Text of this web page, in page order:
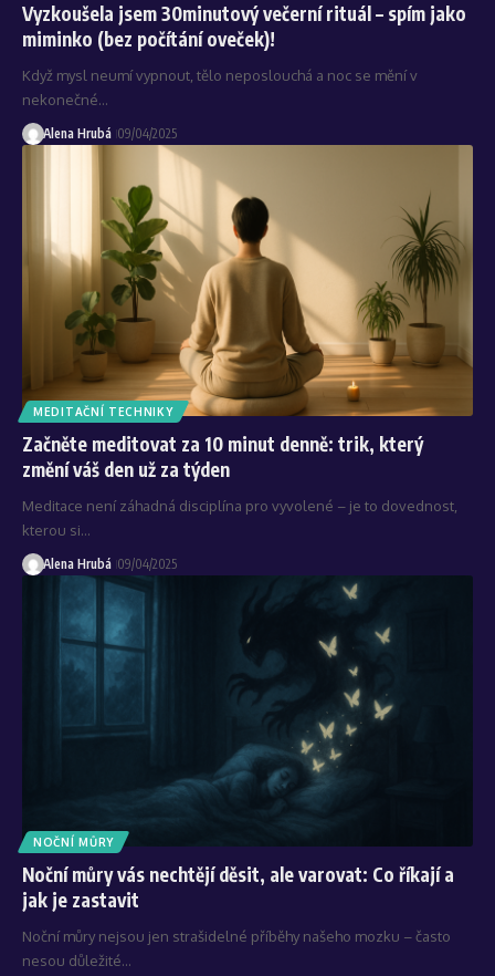
Vyzkoušela jsem 30minutový večerní rituál – spím jako
miminko (bez počítání oveček)!
Když mysl neumí vypnout, tělo neposlouchá a noc se mění v
nekonečné…
Alena Hrubá 09/04/2025
MEDITAČNÍ TECHNIKY
Začněte meditovat za 10 minut denně: trik, který
změní váš den už za týden
Meditace není záhadná disciplína pro vyvolené – je to dovednost,
kterou si…
Alena Hrubá 09/04/2025
NOČNÍ MŮRY
Noční můry vás nechtějí děsit, ale varovat: Co říkají a
jak je zastavit
Noční můry nejsou jen strašidelné příběhy našeho mozku – často
nesou důležité…